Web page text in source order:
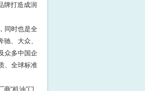
牌打造成润
同时也是全
、大众、
众多中国企
、全球标准
“机油”门